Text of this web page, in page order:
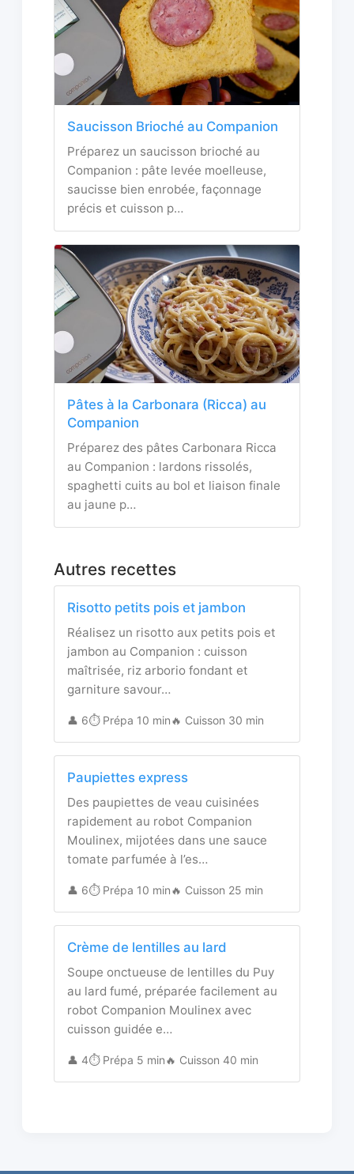
Saucisson Brioché au Companion
Préparez un saucisson brioché au
Companion : pâte levée moelleuse,
saucisse bien enrobée, façonnage
précis et cuisson p…
Pâtes à la Carbonara (Ricca) au
Companion
Préparez des pâtes Carbonara Ricca
au Companion : lardons rissolés,
spaghetti cuits au bol et liaison finale
au jaune p…
Autres recettes
Risotto petits pois et jambon
Réalisez un risotto aux petits pois et
jambon au Companion : cuisson
maîtrisée, riz arborio fondant et
garniture savour…
👤 6⏱️ Prépa 10 min🔥 Cuisson 30 min
Paupiettes express
Des paupiettes de veau cuisinées
rapidement au robot Companion
Moulinex, mijotées dans une sauce
tomate parfumée à l’es…
👤 6⏱️ Prépa 10 min🔥 Cuisson 25 min
Crème de lentilles au lard
Soupe onctueuse de lentilles du Puy
au lard fumé, préparée facilement au
robot Companion Moulinex avec
cuisson guidée e…
👤 4⏱️ Prépa 5 min🔥 Cuisson 40 min